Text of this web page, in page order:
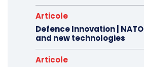
Articole
Defence Innovation | NATO
and new technologies
Articole